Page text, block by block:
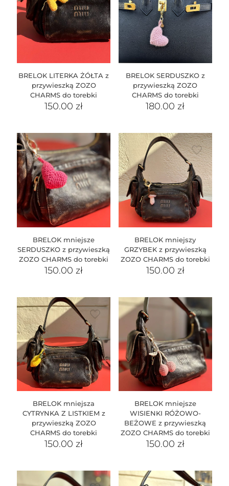
BRELOK LITERKA ŻÓŁTA z
przywieszką ZOZO
CHARMS do torebki
150.00zł
BRELOK SERDUSZKO z
przywieszką ZOZO
CHARMS do torebki
180.00zł
BRELOK mniejsze
SERDUSZKO z przywieszką
ZOZO CHARMS do torebki
150.00zł
BRELOK mniejszy
GRZYBEK z przywieszką
ZOZO CHARMS do torebki
150.00 zł
BRELOK mniejsza
CYTRYNKA Z LISTKIEM z
przywieszką ZOZO
CHARMS do torebki
150.00zł
BRELOK mniejsze
WISIENKI RÓŻOWO-
BEŻOWE z przywieszką
ZOZO CHARMS do torebki
150.00 zł